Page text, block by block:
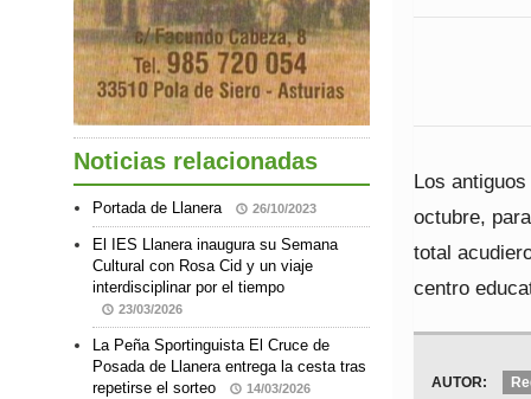
Los
octubre,
total
centro
AUTOR:
Noticias relacionadas
Portada de Llanera 26/10/2023
El IES Llanera inaugura su Semana
Cultural con Rosa Cid y un viaje
interdisciplinar por el tiempo
23/03/2026
La Peña Sportinguista El Cruce de
Posada de Llanera entrega la cesta tras
repetirse el sorteo
14/03/2026